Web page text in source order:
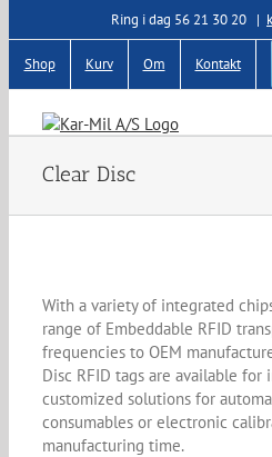
to
content
Ring i dag 56 21 30 20 |
Shop Kurv Om Kontakt
Clear Disc
With a variety of integrated
range of Embeddable RFID
frequencies to OEM
Disc RFID tags are available
customized solutions for
consumables or electronic
manufacturing time.